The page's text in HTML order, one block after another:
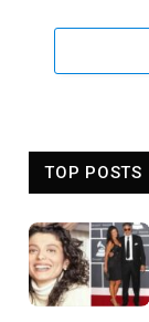
TOP POSTS